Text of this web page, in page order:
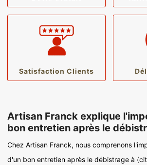
Satisfaction Clients
Artisan Franck explique
bon entretien après le
Chez Artisan Franck, nous comprenons
d'un bon entretien après le débistrage à